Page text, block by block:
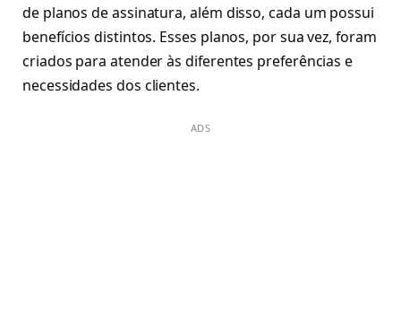
de planos de assinatura, além disso, cada um possui
benefícios distintos. Esses planos, por sua vez, foram
criados para atender às diferentes preferências e
necessidades dos clientes.
ADS